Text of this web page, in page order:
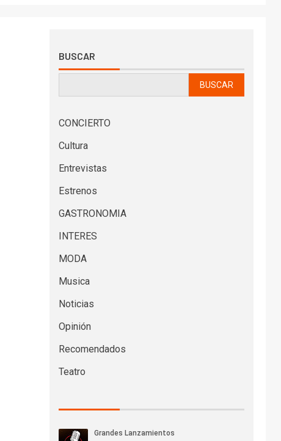
BUSCAR
BUSCAR
CONCIERTO
Cultura
Entrevistas
Estrenos
GASTRONOMIA
INTERES
MODA
Musica
Noticias
Opinión
Recomendados
Teatro